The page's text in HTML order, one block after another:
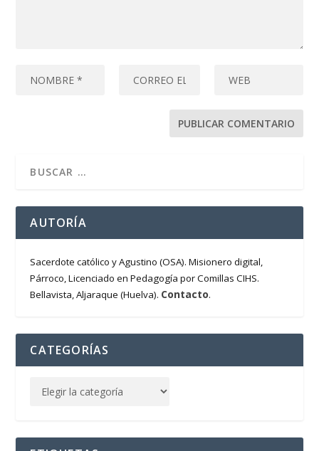
AUTORÍA
Sacerdote católico y Agustino (OSA). Misionero digital,
Párroco, Licenciado en Pedagogía por Comillas CIHS.
Bellavista, Aljaraque (Huelva). Contacto.
CATEGORÍAS